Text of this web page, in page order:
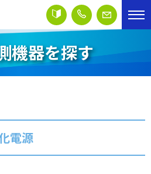
機器を探す
電源